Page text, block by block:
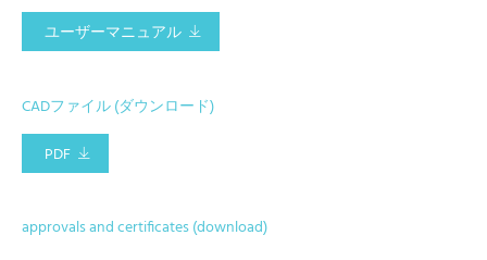
ユーザーマニュアル
CADファイル (ダウンロード)
PDF
approvals and certificates (download)